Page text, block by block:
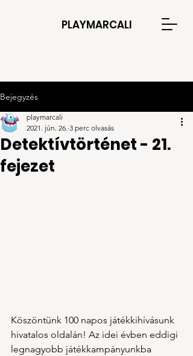
PLAYMARCALI
Bejegyzés
Detektívtörténet - 21.
fejezet
playmarcali
2021. jún. 26. 3 perc olvasás
Köszöntünk 100 napos játékkihívásunk
hivatalos oldalán! Az idei évben eddigi
legnagyobb játékkampányunkba